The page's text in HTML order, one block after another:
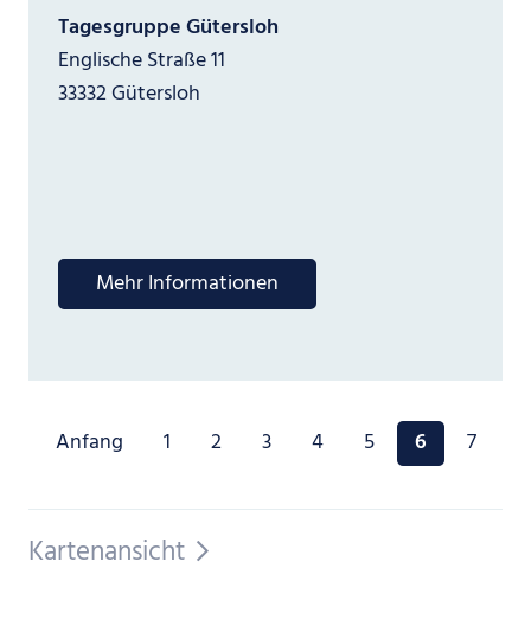
Tagesgruppe Gütersloh
Englische Straße 11
33332 Gütersloh
Mehr Informationen
Anfang 1 2 3 4 5 6 7
Kartenansicht